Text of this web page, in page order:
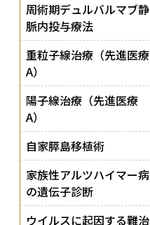
周術期デュルバルマブ静
脈内投与療法
重粒子線治療（先進医療
A）
陽子線治療（先進医療
A）
自家膵島移植術
家族性アルツハイマー病
の遺伝子診断
ウイルスに起因する難治